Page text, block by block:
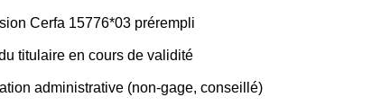
Cerfa 15776*03 prérempli
titulaire en cours de validité
administrative (non-gage, conseillé)